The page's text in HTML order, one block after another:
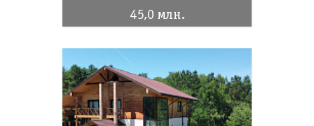
45,0 млн.